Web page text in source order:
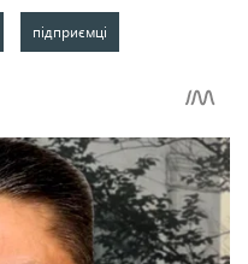
підприємці